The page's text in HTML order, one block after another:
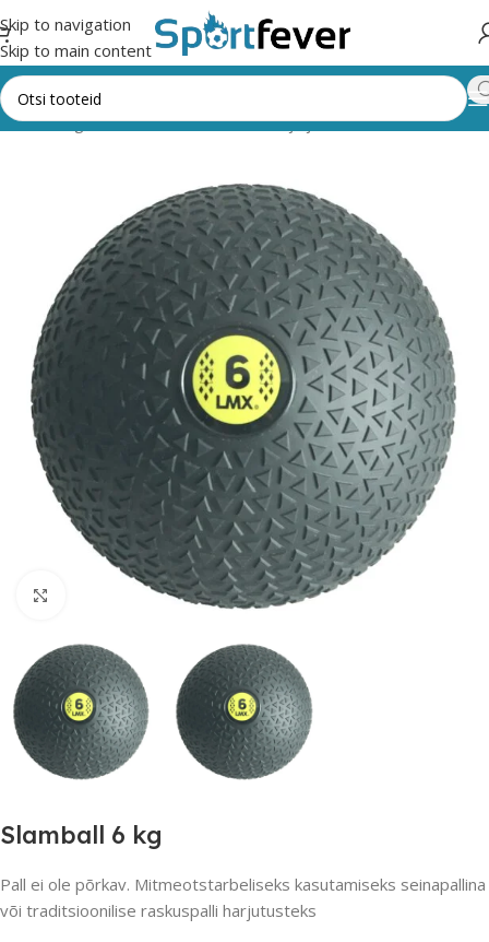
Skip to navigation
Skip to main content
Kõik kategooriad Fitness,trenažöörid ja jõusaal Pallid Slamball
Suurendamiseks klõpsake
Slamball 6 kg
Pall ei ole põrkav. Mitmeotstarbeliseks kasutamiseks seinapallina
või traditsioonilise raskuspalli harjutusteks